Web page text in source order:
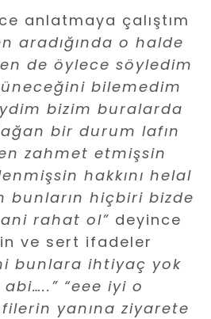
anlatmaya çalıştım
aradığında o halde
de öylece söyledim
bilemedim
bizim buralarda
bir durum lafın
zahmet etmişsin
hakkını helal
bunların hiçbiri bizde
rahat ol” deyince
ve sert ifadeler
bunlara ihtiyaç yok
abi…..” “eee iyi o
yanına ziyarete